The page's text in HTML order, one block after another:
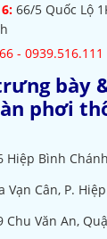
66/5 Quốc Lộ
- 0939.516.111
bày
phơi
Hiệp Bình
Vạn Cân, P.
Chu Văn An,